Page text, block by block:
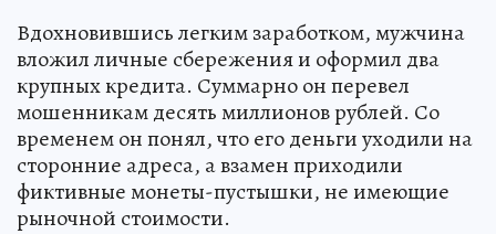
Вдохновившись легким заработком, мужчина
вложил личные сбережения и оформил два
крупных кредита. Суммарно он перевел
мошенникам десять миллионов рублей. Со
временем он понял, что его деньги уходили на
сторонние адреса, а взамен приходили
фиктивные монеты-пустышки, не имеющие
рыночной стоимости.